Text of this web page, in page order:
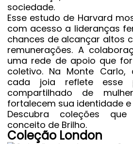
sociedade.
Esse estudo de Harvard
com acesso a lideranças
chances de alcançar altos
remunerações. A
uma rede de apoio que
coletivo. Na Monte Carlo,
cada joia reflete esse
compartilhado de
fortalecem sua identidade
Descubra coleções
conceito de Brilho.
Coleção London